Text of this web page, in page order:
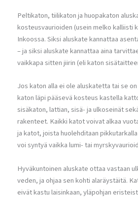
Peltikaton, tiilikaton ja huopakaton
kosteusvaurioiden (usein melko kalliisti
Inkoossa. Siksi aluskate kannattaa
– ja siksi aluskate kannattaa aina
vaikkapa sitten jiirin (eli katon
Jos katon alla ei ole aluskatetta tai se
katon läpi pääsevä kosteus kastella
sisäkaton, lattian, sisä- ja ulkoseinät
rakenteet. Kaikki katot voivat alkaa
ja katot, joista huolehditaan
voi syntyä vaikka lumi- tai
Hyväkuntoinen aluskate ottaa vastaan
veden, ja ohjaa sen kohti alaräystäitä.
eivät kastu laisinkaan, yläpohjan